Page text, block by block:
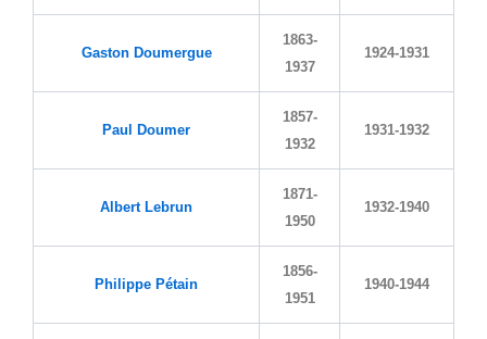
Gaston Doumergue
1863-
1937
1924-1931
Paul Doumer
1857-
1932
1931-1932
Albert Lebrun
1871-
1950
1932-1940
Philippe Pétain
1856-
1951
1940-1944